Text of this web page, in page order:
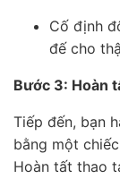
Cố định
đế cho
Bước 3: Hoàn
Tiếp đến, bạn
bằng một
Hoàn tất thao